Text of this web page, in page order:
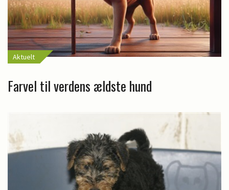
Aktuelt
Farvel til verdens ældste hund